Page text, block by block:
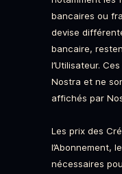
bancaires ou
devise
bancaire,
l’Utilisateur.
Nostra et ne
affichés par
Les prix des
l’Abonnement,
nécessaires